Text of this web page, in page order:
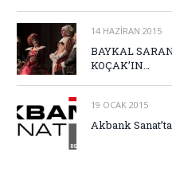
14 HAZIRAN 2015
BAYKAL
KOÇAK’IN…
19 OCAK 2015
Akbank